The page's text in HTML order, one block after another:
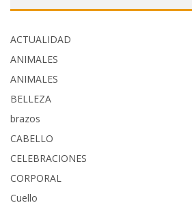
ACTUALIDAD
ANIMALES
ANIMALES
BELLEZA
brazos
CABELLO
CELEBRACIONES
CORPORAL
Cuello